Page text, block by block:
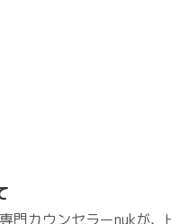
門カウンセラーnukが、